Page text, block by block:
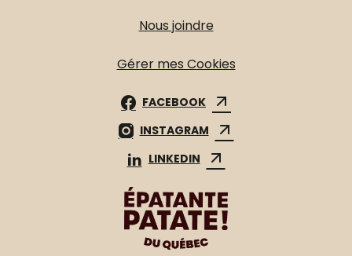
Nous joindre
Gérer mes Cookies
FACEBOOK
INSTAGRAM
LINKEDIN